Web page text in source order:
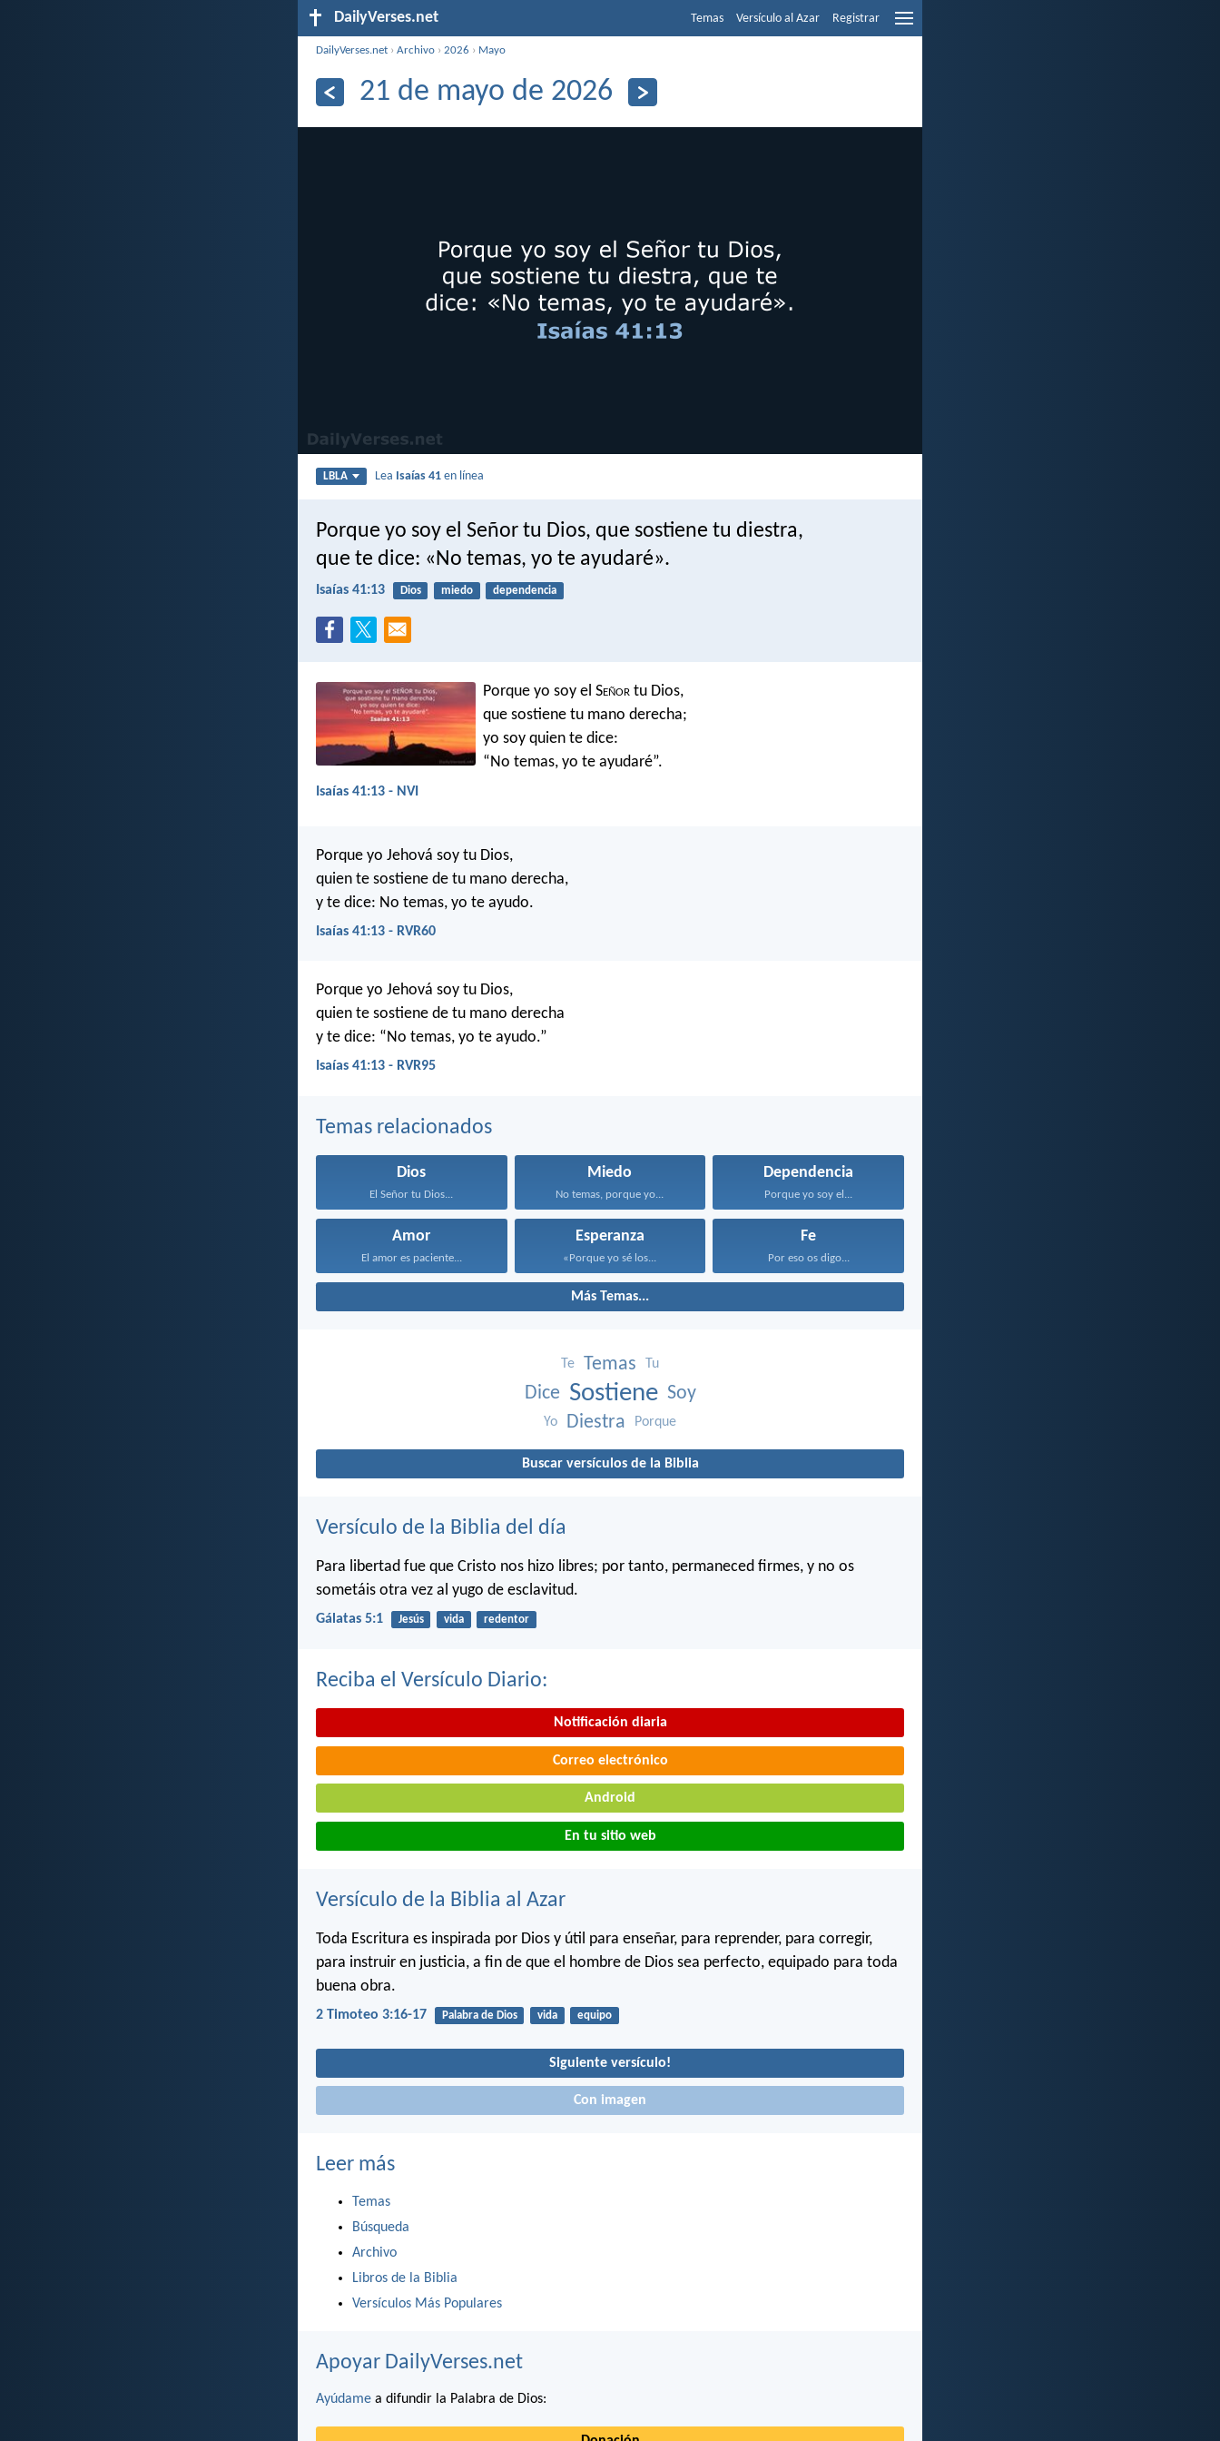
DailyVerses.net Temas Versículo al Azar Registrar
DailyVerses.net ›Archivo ›2026 › Mayo
21 de mayo de 2026
LBLA Lea Isaías 41 en línea
Porque yo soy el Señor tu Dios, que sostiene tu diestra,
que te dice: «No temas, yo te ayudaré».
Isaías 41:13 Dios miedo dependencia
Porque yo soy el Señor tu Dios,
que sostiene tu mano derecha;
yo soy quien te dice:
“No temas, yo te ayudaré”.
Isaías 41:13 - NVI
Porque yo Jehová soy tu Dios,
quien te sostiene de tu mano derecha,
y te dice: No temas, yo te ayudo.
Isaías 41:13 - RVR60
Porque yo Jehová soy tu Dios,
quien te sostiene de tu mano derecha
y te dice: “No temas, yo te ayudo.”
Isaías 41:13 - RVR95
Temas relacionados
Dios
El Señor tu Dios...
Miedo
No temas, porque yo...
Dependencia
Porque yo soy el...
Amor
El amor es paciente...
Esperanza
«Porque yo sé los...
Fe
Por eso os digo...
Más Temas...
Te Temas Tu
Dice Sostiene Soy
Yo Diestra Porque
Buscar versículos de la Biblia
Versículo de la Biblia del día
Para libertad fue que Cristo nos hizo libres; por tanto, permaneced firmes, y no os
sometáis otra vez al yugo de esclavitud.
Gálatas 5:1 Jesús vida redentor
Reciba el Versículo Diario:
Notificación diaria
Correo electrónico
Android
En tu sitio web
Versículo de la Biblia al Azar
Toda Escritura es inspirada por Dios y útil para enseñar, para reprender, para corregir,
para instruir en justicia, a fin de que el hombre de Dios sea perfecto, equipado para toda
buena obra.
2 Timoteo 3:16-17 Palabra de Dios vida equipo
Siguiente versículo!
Con imagen
Leer más
Temas
Búsqueda
Archivo
Libros de la Biblia
Versículos Más Populares
Apoyar DailyVerses.net
Ayúdame a difundir la Palabra de Dios: